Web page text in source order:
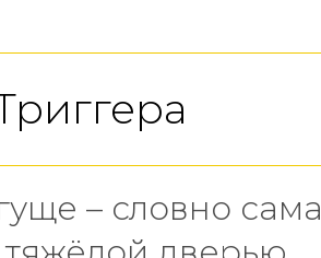
– словно сама